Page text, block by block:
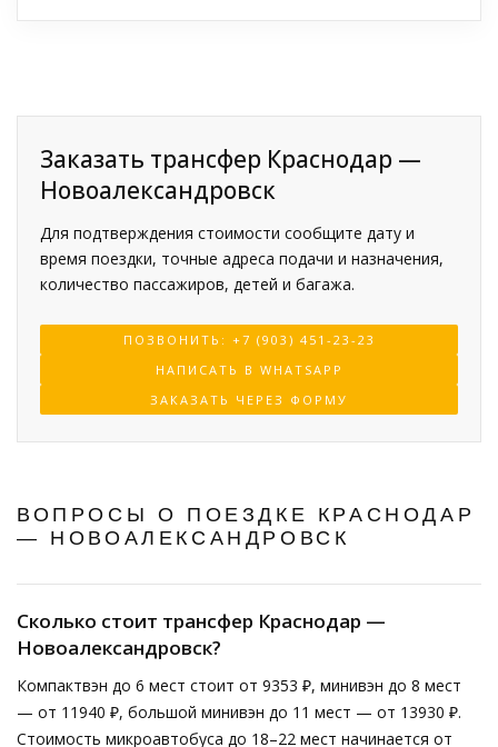
Заказать трансфер Краснодар —
Новоалександровск
Для подтверждения стоимости сообщите дату и
время поездки, точные адреса подачи и назначения,
количество пассажиров, детей и багажа.
ПОЗВОНИТЬ: +7 (903) 451-23-23
НАПИСАТЬ В WHATSAPP
ЗАКАЗАТЬ ЧЕРЕЗ ФОРМУ
ВОПРОСЫ О ПОЕЗДКЕ КРАСНОДАР
— НОВОАЛЕКСАНДРОВСК
Сколько стоит трансфер Краснодар —
Новоалександровск?
Компактвэн до 6 мест стоит от 9353 ₽, минивэн до 8 мест
— от 11940 ₽, большой минивэн до 11 мест — от 13930 ₽.
Стоимость микроавтобуса до 18–22 мест начинается от